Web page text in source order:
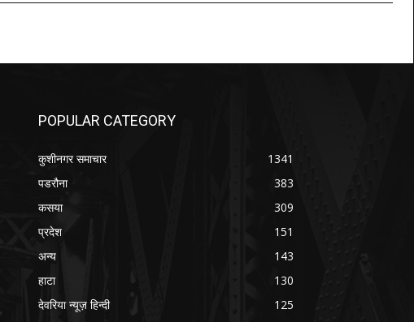
POPULAR CATEGORY
कुशीनगर समाचार
1341
पडरौना
383
कसया
309
प्रदेश
151
अन्य
143
हाटा
130
देवरिया न्यूज़ हिन्दी
125